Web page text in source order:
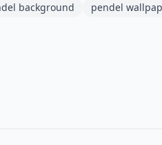
background pendel